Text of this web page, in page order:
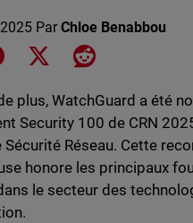
Par Chloe Benabbou
on LinkedIn
Share on Facebook
Share on XShare on Reddit
plus, WatchGuard a été
Security 100 de CRN
Réseau. Cette
honore les principaux
le secteur des